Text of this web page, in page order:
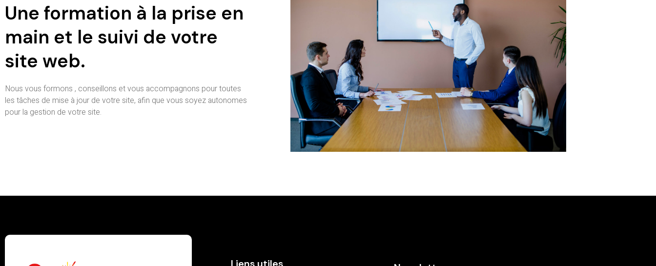
Une formation à la prise en
main et le suivi de votre
site web.
Nous vous formons , conseillons et vous accompagnons pour toutes
les tâches de mise à jour de votre site, afin que vous soyez autonomes
pour la gestion de votre site.
Liens utiles